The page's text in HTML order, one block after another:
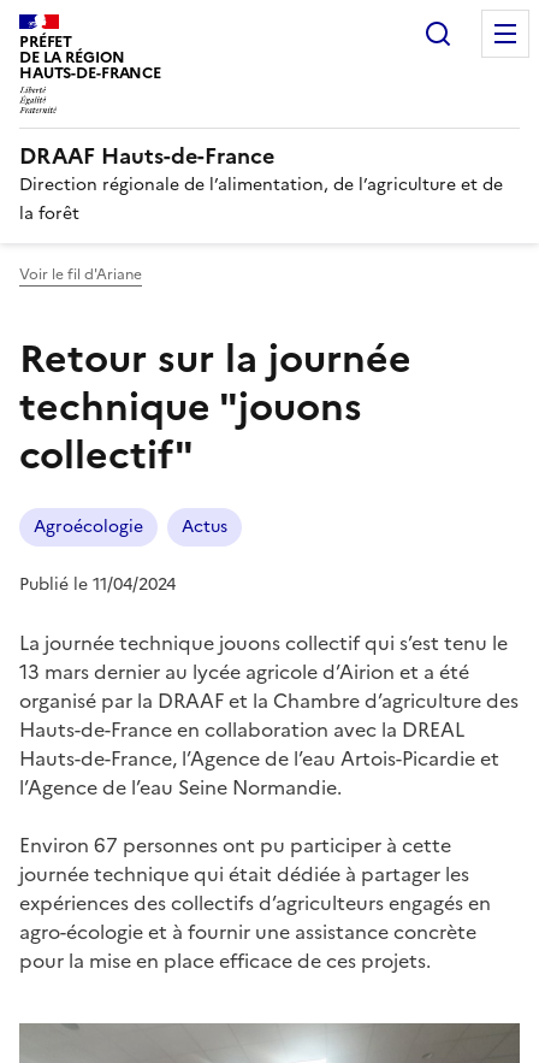
PRÉFET
DE LA RÉGION
HAUTS-DE-FRANCE
DRAAF Hauts-de-France
Direction régionale de l’alimentation, de l’agriculture et de
la forêt
Voir le fil d'Ariane
Retour sur la journée
technique "jouons
collectif"
Agroécologie Actus
Publié le 11/04/2024
La journée technique jouons collectif qui s’est tenu le
13 mars dernier au lycée agricole d’Airion et a été
organisé par la DRAAF et la Chambre d’agriculture des
Hauts-de-France en collaboration avec la DREAL
Hauts-de-France, l’Agence de l’eau Artois-Picardie et
l’Agence de l’eau Seine Normandie.
Environ 67 personnes ont pu participer à cette
journée technique qui était dédiée à partager les
expériences des collectifs d’agriculteurs engagés en
agro-écologie et à fournir une assistance concrète
pour la mise en place efficace de ces projets.